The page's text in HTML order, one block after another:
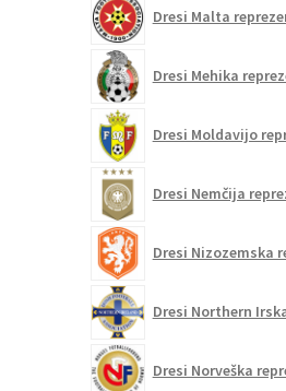
Dresi Malta
Dresi Mehika
Dresi Moldavijo
Dresi Nemčija
Dresi Nizozemska
Dresi Northern
Dresi Norveška